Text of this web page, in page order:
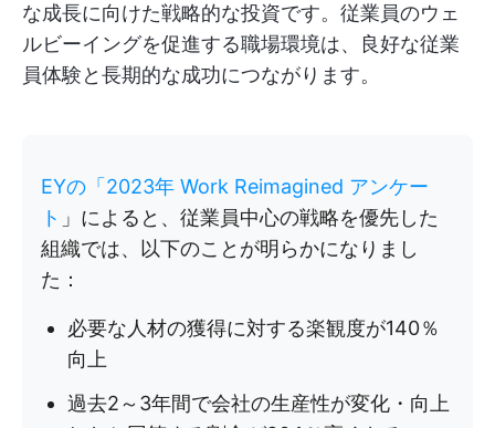
な成長に向けた戦略的な投資です。従業員のウェ
ルビーイングを促進する職場環境は、良好な従業
員体験と長期的な成功につながります。
EYの「2023年 Work Reimagined アンケー
ト 」によると、従業員中心の戦略を優先した
組織では、以下のことが明らかになりまし
た：
必要な人材の獲得に対する楽観度が140％
向上
過去2～3年間で会社の生産性が変化・向上